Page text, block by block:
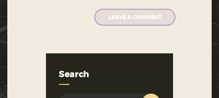
Search